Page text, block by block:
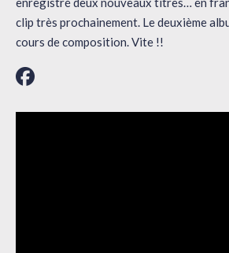
clip très prochainement. Le deuxième
cours de composition. Vite !!